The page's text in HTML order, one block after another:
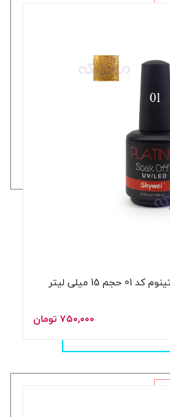
میلی لیتر
۷۵۰,۰۰۰ تومان